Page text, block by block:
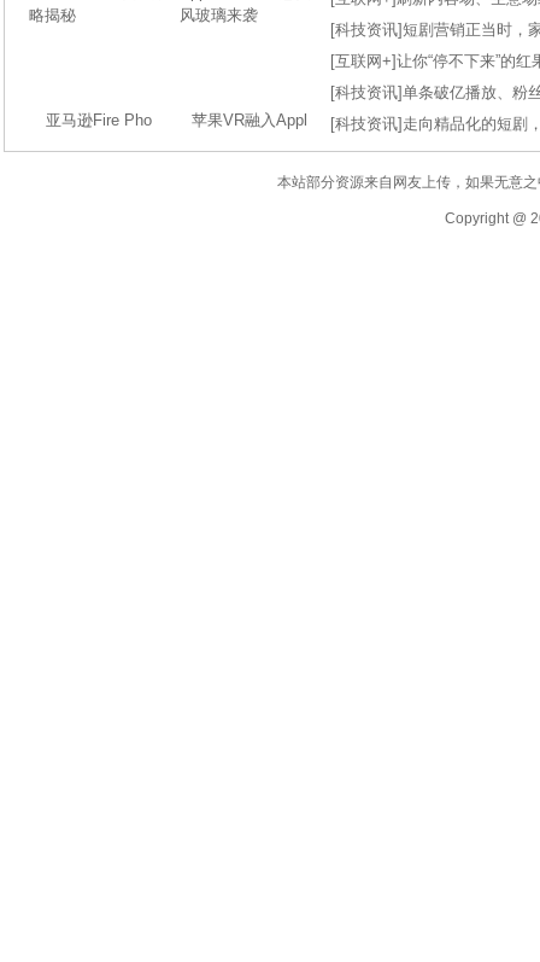
亚马逊Fire Pho 苹果VR融入Appl
[科技资讯]短剧营销正当时，
[互联网+]让你“停不下来”的
[科技资讯]单条破亿播放、粉
[科技资讯] 走向精品化的短剧
本站部分资源来自网友上传，如果无意
Copyright @